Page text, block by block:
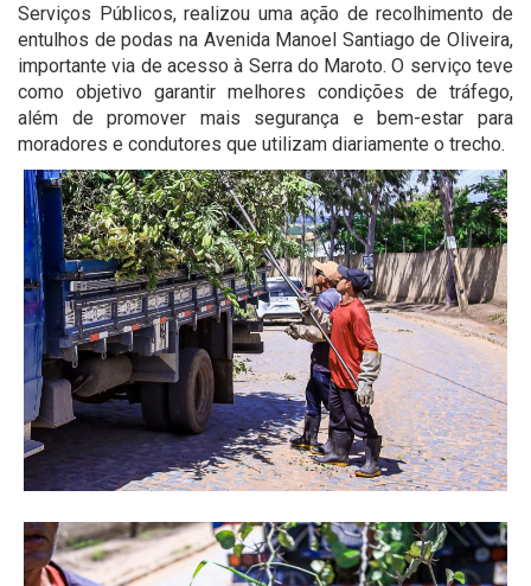
Serviços Públicos, realizou uma ação de recolhimento de
entulhos de podas na Avenida Manoel Santiago de Oliveira,
importante via de acesso à Serra do Maroto. O serviço teve
como objetivo garantir melhores condições de tráfego,
além de promover mais segurança e bem-estar para
moradores e condutores que utilizam diariamente o trecho.